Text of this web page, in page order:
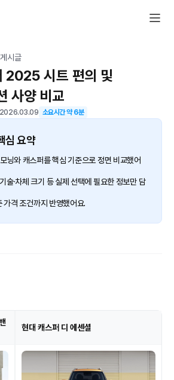
게시글
2025 시트 편의 및
사양 비교
2026.03.09 소요시간 약6분
심 요약
닝와 캐스퍼를 핵심 기준으로 정면 비교했어
술·차체 크기 등 실제 선택에 필요한 정보만 담
격 조건까지 반영했어요.
현대 캐스퍼 디 에센셜